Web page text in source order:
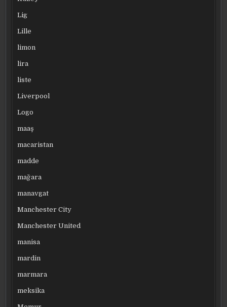
Lig
Lille
limon
lira
liste
Liverpool
Logo
maaş
macaristan
madde
mağara
manavgat
Manchester City
Manchester United
manisa
mardin
marmara
meksika